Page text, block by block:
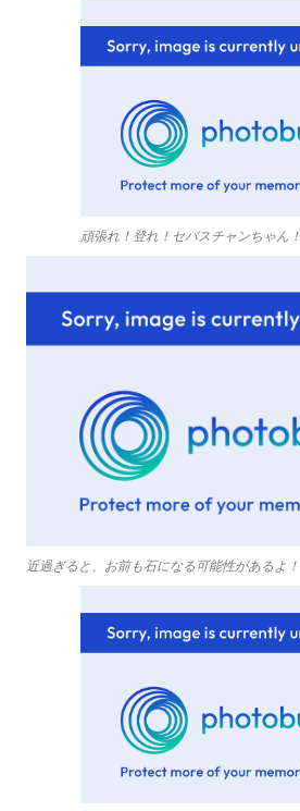
頑張れ！登れ！セバスチャンちゃん！
近過ぎると、お前も石になる可能性があるよ！